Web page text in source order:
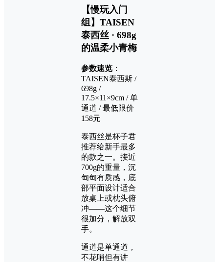
【慢玩入门
组】TAISEN
泰西丝 · 698g
的温柔小青梅
参数速览 ：
TAISEN泰西斯 /
698g /
17.5×11×9cm / 单
通道 / 最低限价
158元
泰西丝是杯子君
推荐给新手最多
的款之一。接近
700g的重量，沉
甸甸有质感，底
部平面设计适合
放桌上或枕头俯
冲——这个细节
很加分，解放双
手。
通道是单通道，
不花哨但有讲